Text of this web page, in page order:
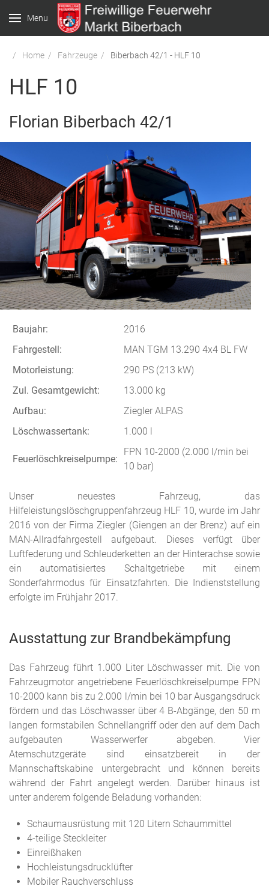
Menu
Home Fahrzeuge Biberbach 42/1 - HLF 10
HLF 10
Florian Biberbach 42/1
Baujahr:
2016
Fahrgestell:
MAN TGM 13.290 4x4 BL FW
Motorleistung:
290 PS (213 kW)
Zul. Gesamtgewicht:
13.000 kg
Aufbau:
Ziegler ALPAS
Löschwassertank:
1.000 l
Feuerlöschkreiselpumpe:
FPN 10-2000 (2.000 l/min bei
10 bar)
Unser neuestes Fahrzeug, das
Hilfeleistungslöschgruppenfahrzeug HLF 10, wurde im Jahr
2016 von der Firma Ziegler (Giengen an der Brenz) auf ein
MAN-Allradfahrgestell aufgebaut. Dieses verfügt über
Luftfederung und Schleuderketten an der Hinterachse sowie
ein automatisiertes Schaltgetriebe mit einem
Sonderfahrmodus für Einsatzfahrten. Die Indienststellung
erfolgte im Frühjahr 2017.
Ausstattung zur Brandbekämpfung
Das Fahrzeug führt 1.000 Liter Löschwasser mit. Die von
Fahrzeugmotor angetriebene Feuerlöschkreiselpumpe FPN
10-2000 kann bis zu 2.000 l/min bei 10 bar Ausgangsdruck
fördern und das Löschwasser über 4 B-Abgänge, den 50 m
langen formstabilen Schnellangriff oder den auf dem Dach
aufgebauten Wasserwerfer abgeben. Vier
Atemschutzgeräte sind einsatzbereit in der
Mannschaftskabine untergebracht und können bereits
während der Fahrt angelegt werden. Darüber hinaus ist
unter anderem folgende Beladung vorhanden:
Schaumausrüstung mit 120 Litern Schaummittel
4-teilige Steckleiter
Einreißhaken
Hochleistungsdrucklüfter
Mobiler Rauchverschluss